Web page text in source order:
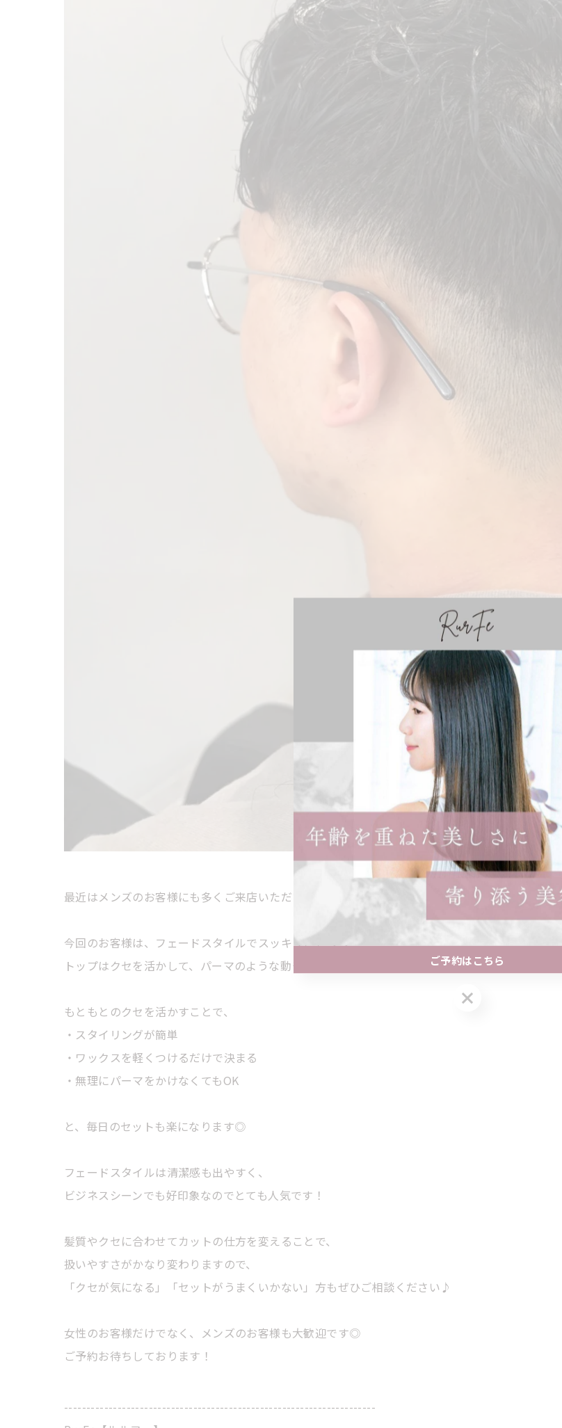
最近はメンズのお客様にも多くご来店いただいております♪
今回のお客様は、フェードスタイルでスッキリさせつつ
トップはクセを活かして、パーマのような動きが出るように仕上げました。
もともとのクセを活かすことで、
・スタイリングが簡単
・ワックスを軽くつけるだけで決まる
・無理にパーマをかけなくてもOK
と、毎日のセットも楽になります◎
フェードスタイルは清潔感も出やすく、
ビジネスシーンでも好印象なのでとても人気です！
髪質やクセに合わせてカットの仕方を変えることで、
扱いやすさがかなり変わりますので、
「クセが気になる」「セットがうまくいかない」方もぜひご相談ください♪
女性のお客様だけでなく、メンズのお客様も大歓迎です◎
ご予約お待ちしております！
----------------------------------------------------------------------
ご予約はこちら
ご予約はこちら